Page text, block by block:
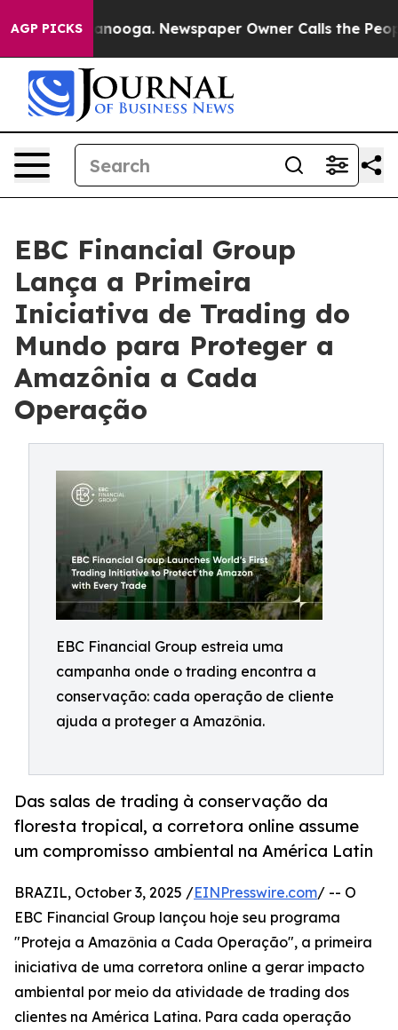
AGP PICKS
Chattanooga. Newspaper Owner Calls the People
EBC Financial Group
Lança a Primeira
Iniciativa de Trading do
Mundo para Proteger a
Amazônia a Cada
Operação
EBC Financial Group estreia uma
campanha onde o trading encontra a
conservação: cada operação de cliente
ajuda a proteger a Amazônia.
Das salas de trading à conservação da
floresta tropical, a corretora online assume
um compromisso ambiental na América Latin
BRAZIL, October 3, 2025 /EINPresswire.com/ -- O
EBC Financial Group lançou hoje seu programa
"Proteja a Amazônia a Cada Operação", a primeira
iniciativa de uma corretora online a gerar impacto
ambiental por meio da atividade de trading dos
clientes na América Latina. Para cada operação